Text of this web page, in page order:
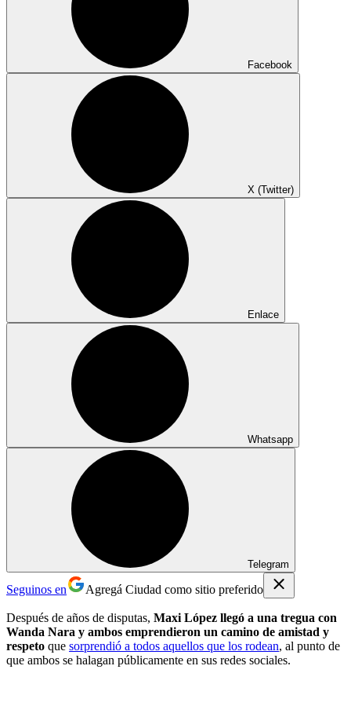
Facebook
X (Twitter)
Enlace
Whatsapp
Telegram
Seguinos en Agregá Ciudad como sitio preferido
Después de años de disputas, Maxi López llegó a una tregua con
Wanda Nara y ambos emprendieron un camino de amistad y
respeto que sorprendió a todos aquellos que los rodean, al punto de
que ambos se halagan públicamente en sus redes sociales.